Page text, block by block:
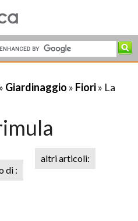
» Giardinaggio » Fiori» La
di :
altri articoli: